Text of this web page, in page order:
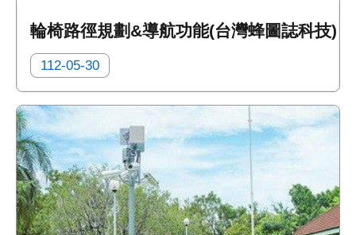
輪椅路徑規劃&導航功能(台灣蜂圖誌科技)
112-05-30